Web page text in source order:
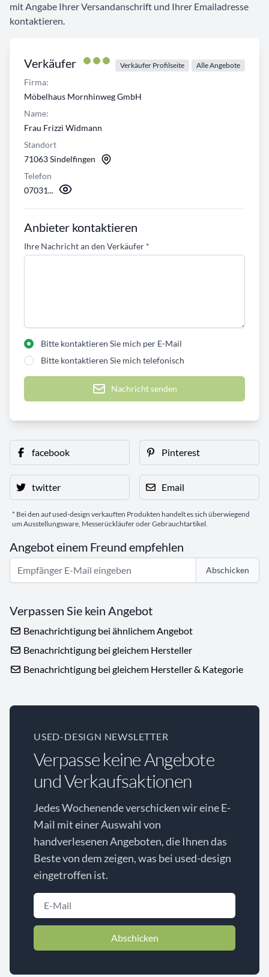
Verkäufer Verkäufer Profilseite Alle Angebote
Firma:
Möbelhaus Mornhinweg GmbH
Name:
Frau Frizzi Widmann
Standort
71063 Sindelfingen
Telefon
07031...
Anbieter kontaktieren
Ihre Nachricht an den Verkäufer *
Bitte kontaktieren Sie mich per E-Mail
Bitte kontaktieren Sie mich telefonisch
Nachricht senden
mit Angabe Ihrer Versandanschrift und Ihrer Emailadresse
kontaktieren.
facebook Pinterest
twitter Email
* Bei den auf used-design verkauften Produkten handelt es sich überwiegend
um Ausstellungsware, Messerückläufer oder Gebrauchtartikel.
Angebot einem Freund empfehlen
Abschicken
Verpassen Sie kein Angebot
Benachrichtigung bei ähnlichem Angebot
Benachrichtigung bei gleichem Hersteller
Benachrichtigung bei gleichem Hersteller & Kategorie
USED-DESIGN NEWSLETTER
Verpasse keine Angebote
und Verkaufsaktionen
Jedes Wochenende verschicken wir eine E-
Mail mit einer Auswahl von
handverlesenen Angeboten, die Ihnen das
Beste von dem zeigen, was bei used-design
eingetroffen ist.
Abschicken